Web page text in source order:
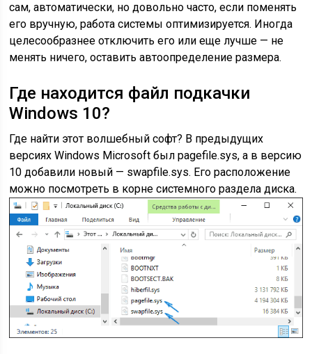
сам, автоматически, но довольно часто, если поменять
его вручную, работа системы оптимизируется. Иногда
целесообразнее отключить его или еще лучше — не
менять ничего, оставить автоопределение размера.
Где находится файл подкачки
Windows 10?
Где найти этот волшебный софт? В предыдущих
версиях Windows Microsoft был pagefile.sys, а в версию
10 добавили новый — swapfile.sys. Его расположение
можно посмотреть в корне системного раздела диска.